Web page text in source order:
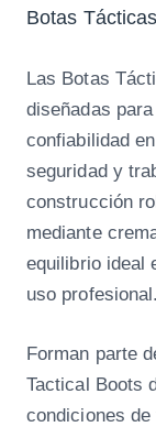
i
a
s
R
o
t
h
c
0
5
Botas
Las Botas
diseñadas
confiabilidad
seguridad y
construcción
mediante
equilibrio ideal
uso profesional.
Forman parte
Tactical Boots
condiciones